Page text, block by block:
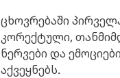
ცხოვრებაში
კორექტული,
ნერვები და
აქვეყნებს.